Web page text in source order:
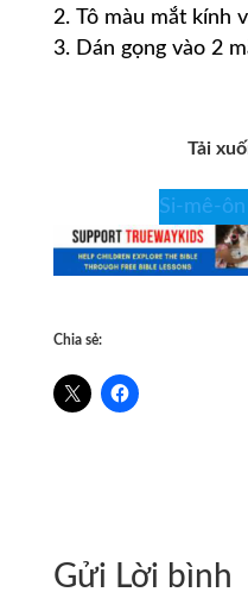
Tô màu mắt kính
Dán gọng vào 2
Tải
Si-mê-
Chia sẻ:
Gửi Lời bình